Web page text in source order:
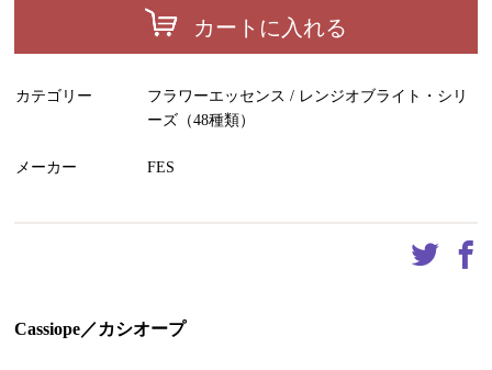
カートに入れる
カテゴリー
フラワーエッセンス / レンジオブライト・シリ
ーズ（48種類）
メーカー FES
Cassiope／カシオープ